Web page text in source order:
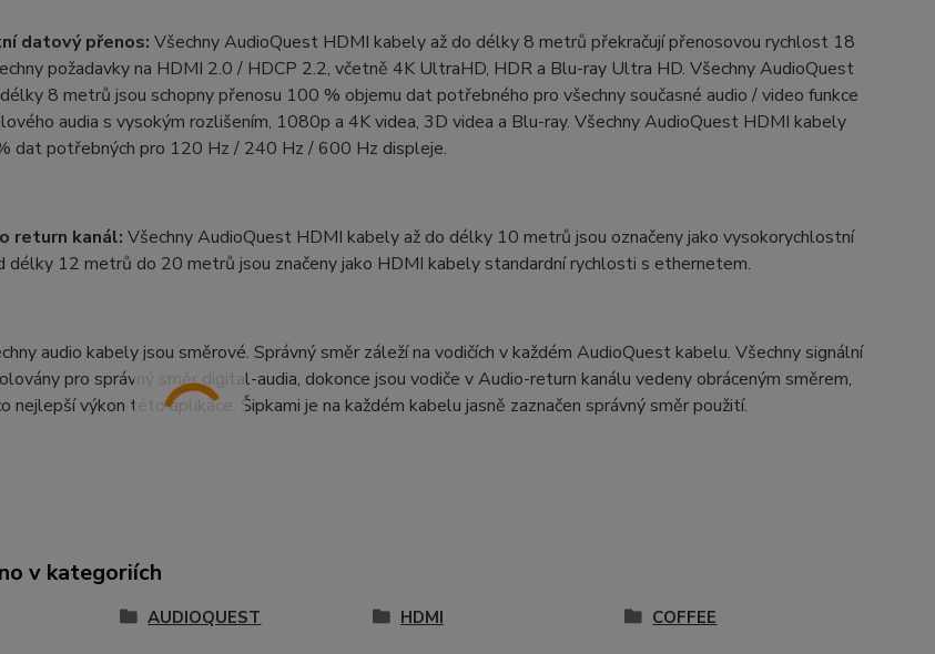
datový přenos: Všechny AudioQuest HDMI kabely až do délky 8 metrů překračují přenosovou rychlost 18
požadavky na HDMI 2.0 / HDCP 2.2, včetně 4K UltraHD, HDR a Blu-ray Ultra HD. Všechny AudioQuest
8 metrů jsou schopny přenosu 100 % objemu dat potřebného pro všechny současné audio / video funkce
audia s vysokým rozlišením, 1080p a 4K videa, 3D videa a Blu-ray. Všechny AudioQuest HDMI kabely
dat potřebných pro 120 Hz / 240 Hz / 600 Hz displeje.
return kanál: Všechny AudioQuest HDMI kabely až do délky 10 metrů jsou označeny jako vysokorychlostní
délky 12 metrů do 20 metrů jsou značeny jako HDMI kabely standardní rychlosti s ethernetem.
audio kabely jsou směrové. Správný směr záleží na vodičích v každém AudioQuest kabelu. Všechny signální
pro správný směr digital-audia, dokonce jsou vodiče v Audio-return kanálu vedeny obráceným směrem,
nejlepší výkon této aplikace. Šipkami je na každém kabelu jasně zaznačen správný směr použití.
v kategoriích
AUDIOQUEST HDMI COFFEE